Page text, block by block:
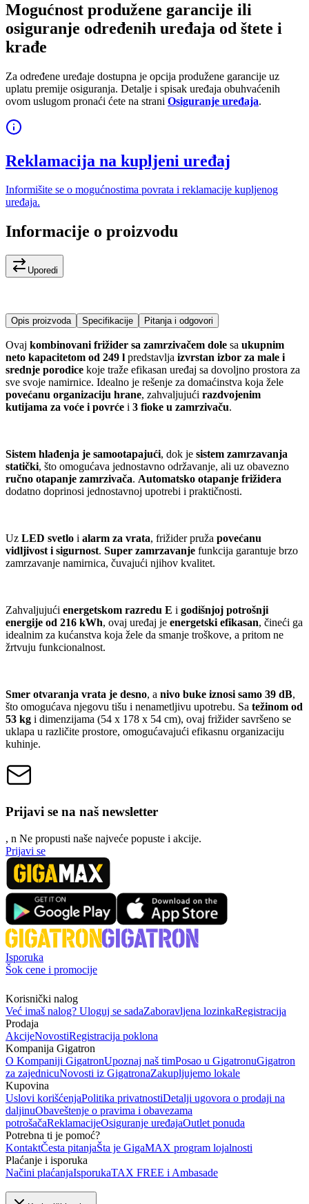
Mogućnost produžene garancije ili
osiguranje određenih uređaja od štete i
krađe
Za određene uređaje dostupna je opcija produžene garancije uz
uplatu premije osiguranja. Detalje i spisak uređaja obuhvaćenih
ovom uslugom pronaći ćete na strani Osiguranje uređaja.
Reklamacija na kupljeni uređaj
Informišite se o mogućnostima povrata i reklamacije kupljenog
uređaja.
Informacije o proizvodu
Uporedi
Opis proizvoda Specifikacije Pitanja i odgovori
Ovaj kombinovani frižider sa zamrzivačem dole sa ukupnim
neto kapacitetom od 249 l predstavlja izvrstan izbor za male i
srednje porodice koje traže efikasan uređaj sa dovoljno prostora za
sve svoje namirnice. Idealno je rešenje za domaćinstva koja žele
povećanu organizaciju hrane, zahvaljujući razdvojenim
kutijama za voće i povrće i 3 fioke u zamrzivaču.
Sistem hlađenja je samootapajući, dok je sistem zamrzavanja
statički, što omogućava jednostavno održavanje, ali uz obavezno
ručno otapanje zamrzivača. Automatsko otapanje frižidera
dodatno doprinosi jednostavnoj upotrebi i praktičnosti.
Uz LED svetlo i alarm za vrata, frižider pruža povećanu
vidljivost i sigurnost. Super zamrzavanje funkcija garantuje brzo
zamrzavanje namirnica, čuvajući njihov kvalitet.
Zahvaljujući energetskom razredu E i godišnjoj potrošnji
energije od 216 kWh, ovaj uređaj je energetski efikasan, čineći ga
idealnim za kućanstva koja žele da smanje troškove, a pritom ne
žrtvuju funkcionalnost.
Smer otvaranja vrata je desno, a nivo buke iznosi samo 39 dB,
što omogućava njegovu tišu i nenametljivu upotrebu. Sa težinom od
53 kg i dimenzijama (54 x 178 x 54 cm), ovaj frižider savršeno se
uklapa u različite prostore, omogućavajući efikasnu organizaciju
kuhinje.
Prijavi se na naš newsletter
, n Ne propusti naše najveće popuste i akcije.
Prijavi se
Isporuka
Šok cene i promocije
Korisnički nalog
Već imaš nalog? Uloguj se sadaZaboravljena lozinkaRegistracija
Prodaja
AkcijeNovostiRegistracija poklona
Kompanija Gigatron
O Kompaniji GigatronUpoznaj naš timPosao u GigatronuGigatron
za zajednicuNovosti iz GigatronaZakupljujemo lokale
Kupovina
Uslovi korišćenjaPolitika privatnostiDetalji ugovora o prodaji na
daljinuObaveštenje o pravima i obavezama
potrošačaReklamacijeOsiguranje uređajaOutlet ponuda
Potrebna ti je pomoć?
KontaktČesta pitanjaŠta je GigaMAX program lojalnosti
Plaćanje i isporuka
Načini plaćanjaIsporukaTAX FREE i Ambasade